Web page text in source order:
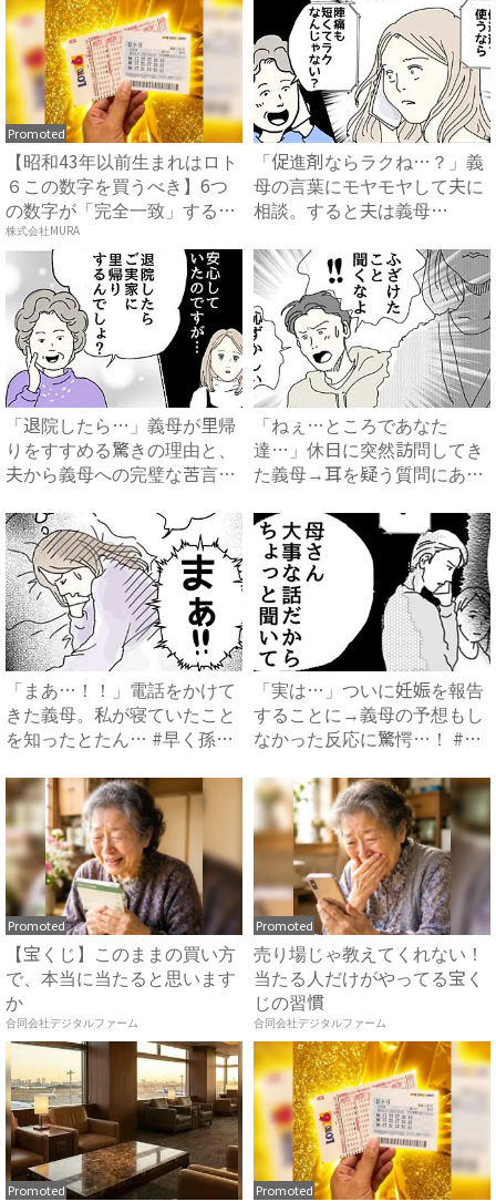
Promoted
【昭和43年以前生まれはロト
６この数字を買うべき】6つ
の数字が「完全一致」する
方...
株式会社MURA
「促進剤ならラクね…？」義
母の言葉にモヤモヤして夫に
相談。すると夫は義母
「退院したら…」義母が里帰
りをすすめる驚きの理由と、
夫から義母への完璧な苦言
「ねぇ…ところであなた
達…」休日に突然訪問してき
た義母→耳を疑う質問にあ
「まあ…！！」電話をかけて
きた義母。私が寝ていたこと
を知ったとたん… #早く孫
「実は…」ついに妊娠を報告
することに→義母の予想もし
なかった反応に驚愕…！ #
Promoted
【宝くじ】このままの買い方
で、本当に当たると思います
か
合同会社デジタルファーム
Promoted
売り場じゃ教えてくれない！
当たる人だけがやってる宝く
じの習慣
合同会社デジタルファーム
Promoted Promoted